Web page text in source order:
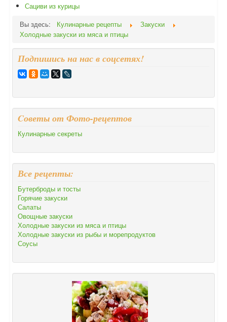
Сациви из курицы
Вы здесь:
Кулинарные рецепты
Закуски
Холодные закуски из мяса и птицы
Подпишись на нас в соцсетях!
Cоветы от Фото-рецептов
Кулинарные секреты
Все рецепты:
Бутерброды и тосты
Горячие закуски
Салаты
Овощные закуски
Холодные закуски из мяса и птицы
Холодные закуски из рыбы и морепродуктов
Соусы